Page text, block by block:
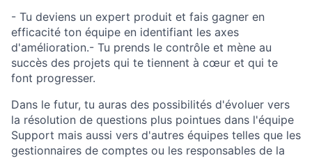
- Tu deviens un expert produit et fais gagner en
efficacité ton équipe en identifiant les axes
d'amélioration.- Tu prends le contrôle et mène au
succès des projets qui te tiennent à cœur et qui te
font progresser.
Dans le futur, tu auras des possibilités d'évoluer vers
la résolution de questions plus pointues dans l'équipe
Support mais aussi vers d'autres équipes telles que les
gestionnaires de comptes ou les responsables de la